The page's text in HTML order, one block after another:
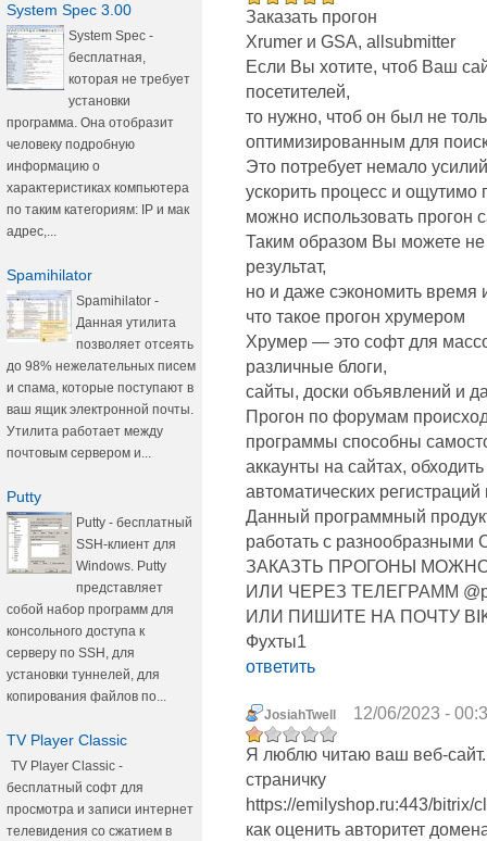
System Spec 3.00
System Spec -
бесплатная,
которая не требует
установки
программа. Она отобразит
человеку подробную
информацию о
характеристиках компьютера
по таким категориям: IP и мак
адрес,...
Spamihilator
Spamihilator -
Данная утилита
позволяет отсеять
до 98% нежелательных писем
и спама, которые поступают в
ваш ящик электронной почты.
Утилита работает между
почтовым сервером и...
Putty
Putty - бесплатный
SSH-клиент для
Windows. Putty
представляет
собой набор программ для
консольного доступа к
серверу по SSH, для
установки туннелей, для
копирования файлов по...
TV Player Classic
TV Player Classic -
бесплатный софт для
просмотра и записи интернет
телевидения со сжатием в
Заказать прогон
Xrumer и GSA, allsubmitter
Если Вы хотите, чтоб Ваш
посетителей,
то нужно, чтоб он был не
оптимизированным для
Это потребует немало
ускорить процесс и ощутимо
можно использовать прогон
Таким образом Вы можете
результат,
но и даже сэкономить время
что такое прогон хрумером
Хрумер — это софт для
различные блоги,
сайты, доски объявлений и
Прогон по форумам
программы способны
аккаунты на сайтах,
автоматических регистраций
Данный программный
работать с разнообразными
ЗАКАЗТЬ ПРОГОНЫ МОЖНО
ИЛИ ЧЕРЕЗ ТЕЛЕГРАММ
ИЛИ ПИШИТЕ НА ПОЧТУ
Фухты1
ответить
JosiahTwell 12/06/2023 -
Я люблю читаю ваш веб-
страничку
https://emilyshop.ru:443/bitrix/
как оценить авторитет